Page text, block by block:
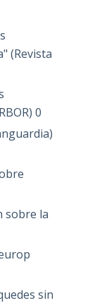
(Revista
0
sobre la
sin